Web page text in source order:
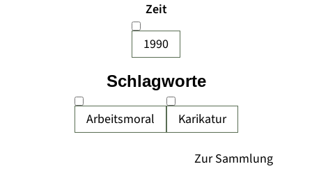
Zeit
1990
Arbeitsmoral Karikatur
Schlagworte